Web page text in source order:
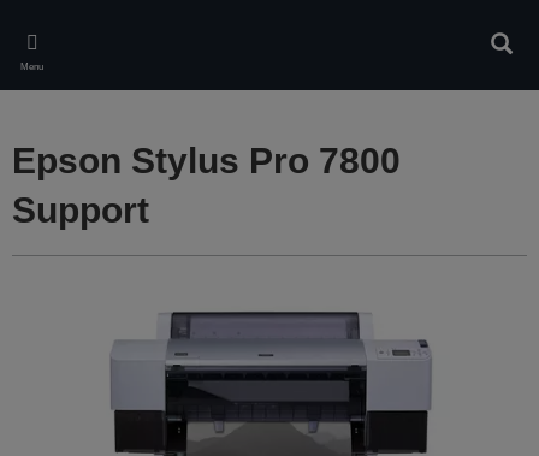
main
content
Menu
Epson Stylus Pro 7800
Support